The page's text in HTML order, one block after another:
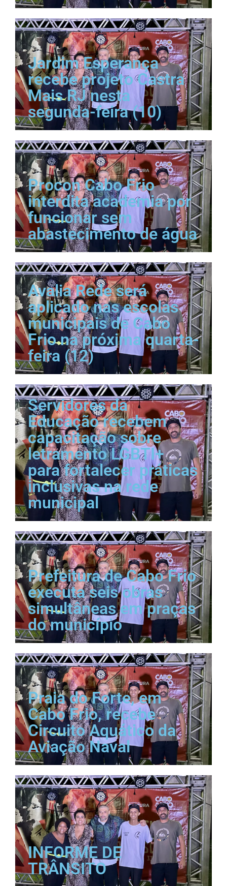
Jardim Esperança
recebe projeto Castra
Mais RJ nesta
segunda-feira (10)
Procon Cabo Frio
interdita academia por
funcionar sem
abastecimento de água
Avalia Rede será
aplicado nas escolas
municipais de Cabo
Frio na próxima quarta-
feira (12)
Servidores da
Educação recebem
capacitação sobre
letramento LGBTI+
para fortalecer práticas
inclusivas na rede
municipal
Prefeitura de Cabo Frio
executa seis obras
simultâneas em praças
do município
Praia do Forte, em
Cabo Frio, recebe
Circuito Aquático da
Aviação Naval
INFORME DE
TRÂNSITO